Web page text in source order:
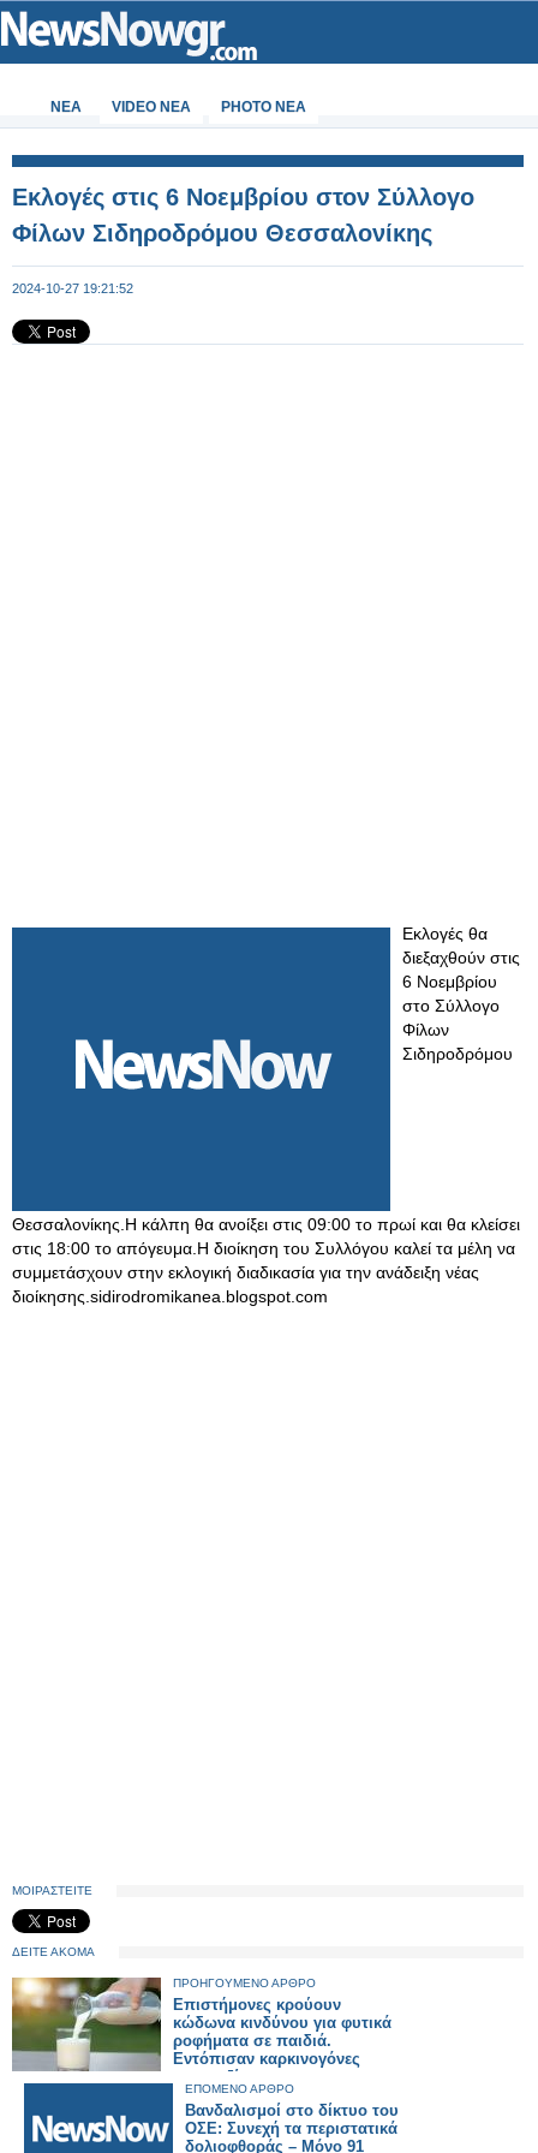
ΝΕΑ VIDEO NEA PHOTO NEA
Εκλογές στις 6 Νοεμβρίου στον Σύλλογο
Φίλων Σιδηροδρόμου Θεσσαλονίκης
2024-10-27 19:21:52
Εκλογές θα
διεξαχθούν στις
6 Νοεμβρίου
στο Σύλλογο
Φίλων
Σιδηροδρόμου
Θεσσαλονίκης.Η κάλπη θα ανοίξει στις 09:00 το πρωί και θα κλείσει
στις 18:00 το απόγευμα.Η διοίκηση του Συλλόγου καλεί τα μέλη να
συμμετάσχουν στην εκλογική διαδικασία για την ανάδειξη νέας
διοίκησης.sidirodromikanea.blogspot.com
ΜΟΙΡΑΣΤΕΙΤΕ
ΔΕΙΤΕ ΑΚΟΜΑ
ΠΡΟΗΓΟΥΜΕΝΟ ΑΡΘΡΟ
Επιστήμονες κρούουν
κώδωνα κινδύνου για φυτικά
ροφήματα σε παιδιά.
Εντόπισαν καρκινογόνες
μυκοτοξίνες
ΕΠΟΜΕΝΟ ΑΡΘΡΟ
Βανδαλισμοί στο δίκτυο του
ΟΣΕ: Συνεχή τα περιστατικά
δολιοφθοράς – Μόνο 91